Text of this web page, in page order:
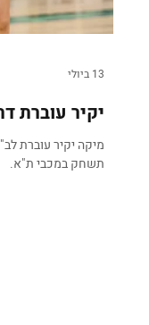
יקיר עוברת
מיקה יקיר עוברת
תשחק במכבי ת"א.
13 ביולי